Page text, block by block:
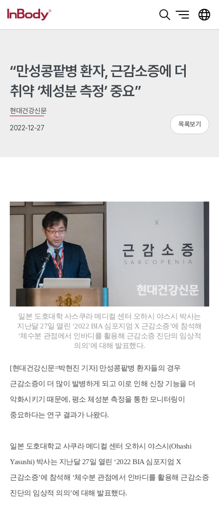
“만성콩팥병 환자, 근감소증에 더
취약 ‘체성분 측정’ 중요”
현대건강신문
2022-12-27 목록보기
일본 도호대학 사스쿠라 메디컬 센터 오하시 야스시 박사는
지난달 27일 열린 ‘2022 BIA 심포지엄 X 근감소증’에 참석해
‘체수분 관점에서 인바디를 활용해 근감소증 진단의 임상적
의의’에 대해 발표했다.
[현대건강신문=박현진 기자] 만성콩팥병 환자들의 경우
근감소증이 더 많이 발병하게 되고 이로 인해 신장 기능을 더
악화시키기 때문에, 평소 체성분 측정을 통한 모니터링이
중요하다는 연구 결과가 나왔다.
일본 도호대학교 사쿠라 메디컬 센터 오하시 야스시(Ohashi
Yasushi) 박사는 지난달 27일 열린 ‘2022 BIA 심포지엄 X
근감소증’에 참석해 ‘체수분 관점에서 인바디를 활용해 근감소증
진단의 임상적 의의’에 대해 발표했다.